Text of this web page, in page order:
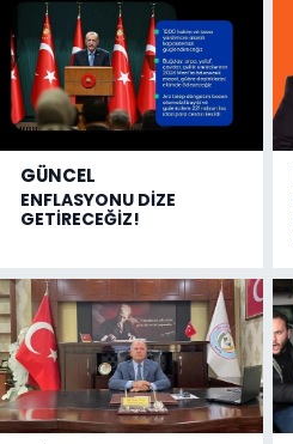
GÜNCEL
ENFLASYONU DİZE
GETİRECEĞİZ!